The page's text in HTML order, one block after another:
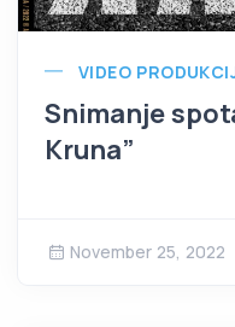
VIDEO
Snimanje
Kruna”
November 25, 2022